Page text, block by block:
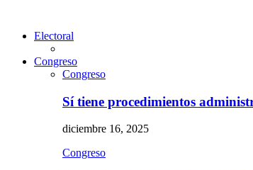
Electoral
Congreso
Congreso
Sí tiene procedimientos
diciembre 16, 2025
Congreso